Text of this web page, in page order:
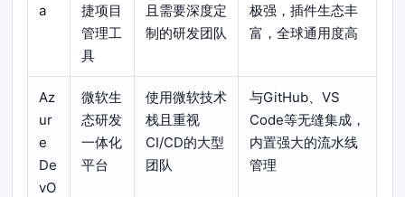
a
捷项目
管理工
具
且需要深度定
制的研发团队
极强，插件生态丰
富，全球通用度高
Az
ur
e
De
vO
微软生
态研发
一体化
平台
使用微软技术
栈且重视
CI/CD的大型
团队
与GitHub、VS
Code等无缝集成，
内置强大的流水线
管理